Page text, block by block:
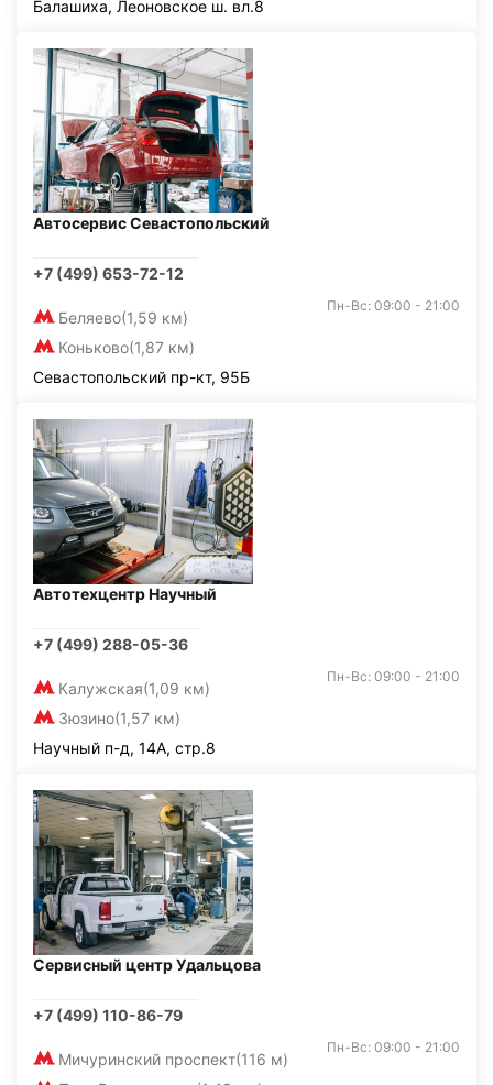
Балашиха, Леоновское ш. вл.8
Автосервис Севастопольский
+7 (499) 653-72-12
Беляево(1,59 км)
Коньково(1,87 км)
Пн-Вс: 09:00 - 21:00
Севастопольский пр-кт, 95Б
Автотехцентр Научный
+7 (499) 288-05-36
Калужская(1,09 км)
Зюзино(1,57 км)
Пн-Вс: 09:00 - 21:00
Научный п-д, 14А, стр.8
Сервисный центр Удальцова
+7 (499) 110-86-79
Мичуринский проспект(116 м)
Пн-Вс: 09:00 - 21:00